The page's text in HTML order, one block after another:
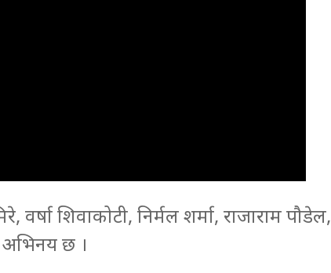
वर्षा शिवाकोटी, निर्मल शर्मा, राजाराम पौडेल,
अभिनय छ ।